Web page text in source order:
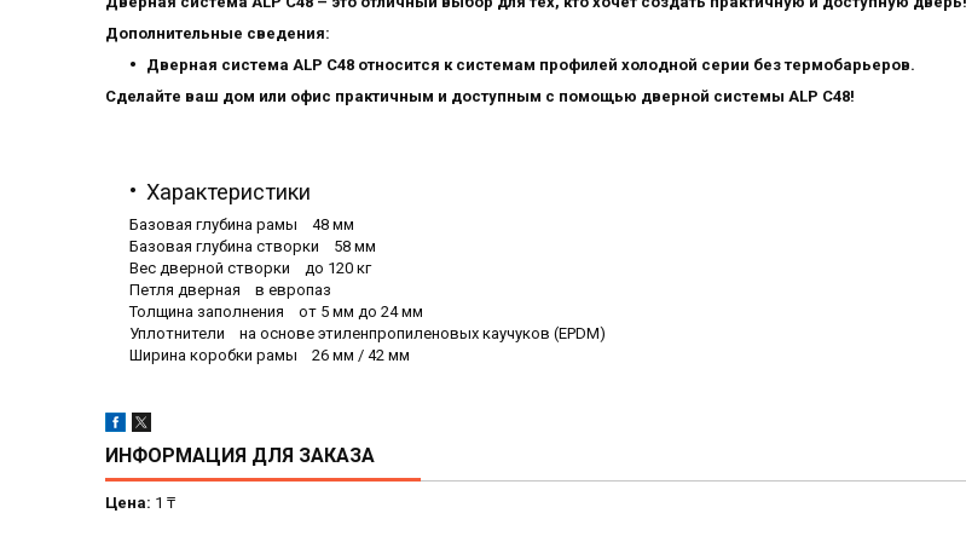
Дополнительные сведения:
Дверная система ALP C48 относится к системам профилей холодной серии без термобарьеров.
Сделайте ваш дом или офис практичным и доступным с помощью дверной системы ALP C48!
Характеристики
Базовая глубина рамы 48 мм
Базовая глубина створки 58 мм
Вес дверной створки до 120 кг
Петля дверная в европаз
Толщина заполнения от 5 мм до 24 мм
Уплотнители на основе этиленпропиленовых каучуков (EPDM)
Ширина коробки рамы 26 мм / 42 мм
ИНФОРМАЦИЯ ДЛЯ ЗАКАЗА
Цена: 1 ₸